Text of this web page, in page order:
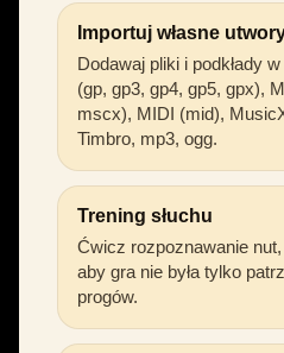
Importuj własne
Dodawaj pliki i podkłady
(gp, gp3, gp4, gp5, gpx),
mscx), MIDI (mid),
Timbro, mp3, ogg.
Trening słuchu
Ćwicz rozpoznawanie
aby gra nie była tylko
progów.